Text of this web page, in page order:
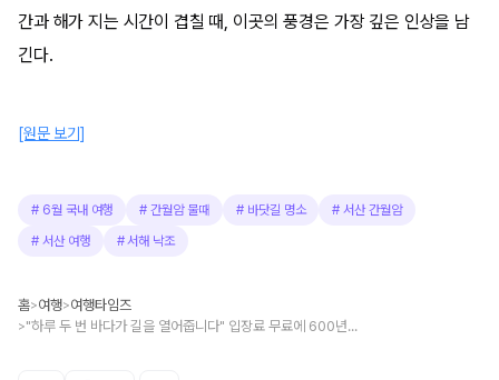
간과 해가 지는 시간이 겹칠 때, 이곳의 풍경은 가장 깊은 인상을 남
긴다.
[원문 보기]
# 6월 국내 여행 #간월암 물때 # 바닷길 명소 #서산 간월암
# 서산 여행 #서해 낙조
홈>여행>여행타임즈
> "하루 두 번 바다가 길을 열어줍니다" 입장료 무료에 600년 역사를 지닌 신비한 섬 여행지